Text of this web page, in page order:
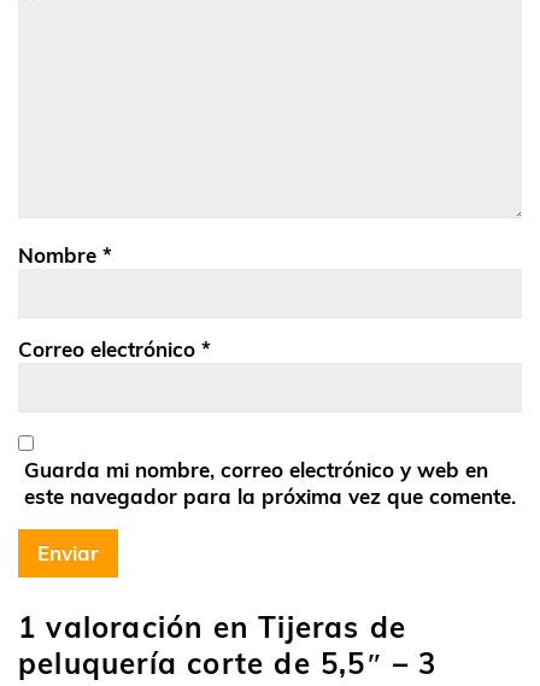
1 valoración enTijeras de
peluquería corte de 5,5″ – 3
Nombre *
Correo electrónico *
Guarda mi nombre, correo electrónico y web en
este navegador para la próxima vez que comente.